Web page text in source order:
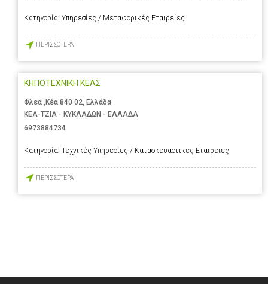
Κατηγορία: Υπηρεσίες / Μεταφορικές Εταιρείες
ΠΕΡΙΣΣΟΤΕΡΑ
ΚΗΠΟΤΕΧΝΙΚΗ ΚΕΑΣ
Φλεα ,Κέα 840 02, Ελλάδα
ΚΕΑ-ΤΖΙΑ - ΚΥΚΛΑΔΩΝ - ΕΛΛΑΔΑ
6973884734
Κατηγορία: Τεχνικές Υπηρεσίες / Κατασκευαστικες Εταιρειες
ΠΕΡΙΣΣΟΤΕΡΑ